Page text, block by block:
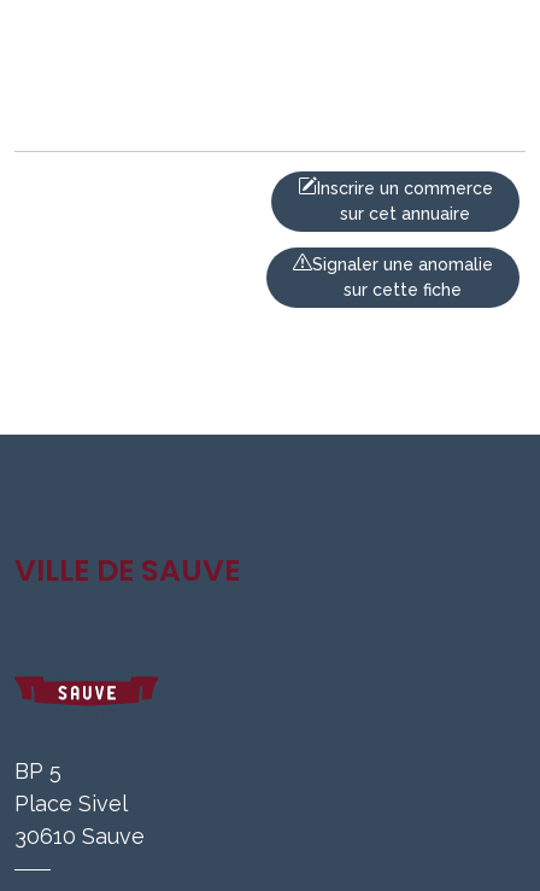
Inscrire un commerce
sur cet annuaire
Signaler une anomalie
sur cette fiche
VILLE DE SAUVE
BP 5
Place Sivel
30610 Sauve